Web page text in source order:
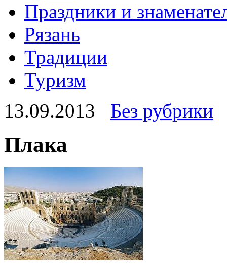
Праздники и
Рязань
Традиции
Туризм
13.09.2013
Без рубрики
Плака